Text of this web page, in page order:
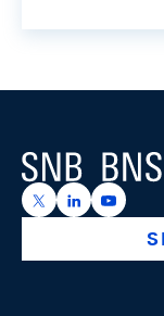
Logo
https://x.com/
https://